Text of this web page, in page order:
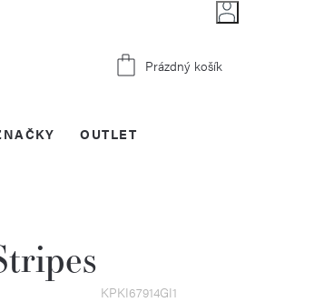
Nákupní
Prázdný košík
OUTLET
KPKI67914GI1